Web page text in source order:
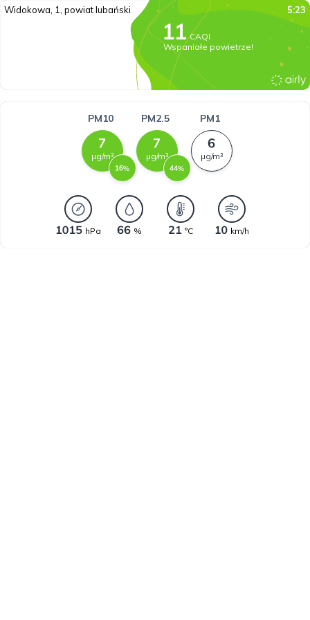
Widokowa, 1, powiat lubański 5:23
CAQI
Wspaniałe powietrze!
PM10
µg/m³
%
PM2.5
µg/m³
%
PM1
µg/m³
hPa % °C km/h